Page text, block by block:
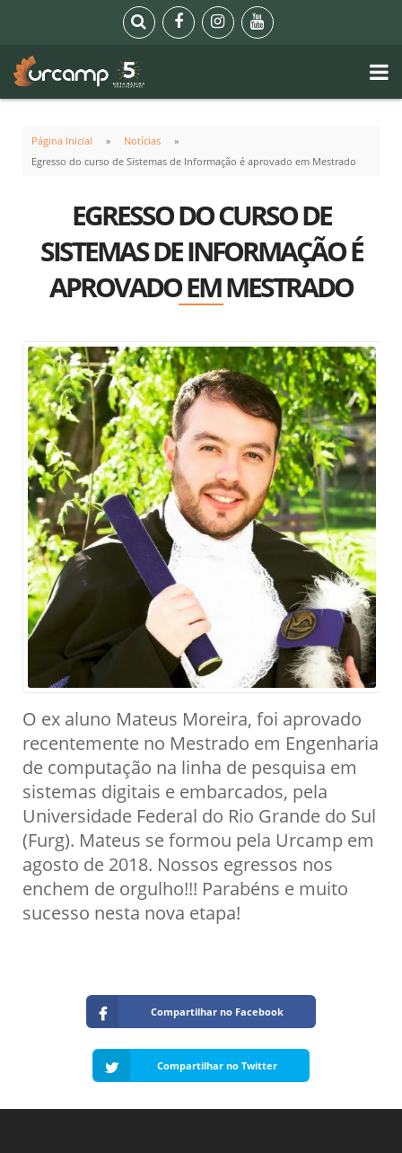
Página Inicial
Notícias
Egresso do curso de Sistemas de Informação é aprovado em Mestrado
EGRESSO DO CURSO DE
SISTEMAS DE INFORMAÇÃO É
APROVADO EM MESTRADO
O ex aluno Mateus Moreira, foi aprovado
recentemente no Mestrado em Engenharia
de computação na linha de pesquisa em
sistemas digitais e embarcados, pela
Universidade Federal do Rio Grande do Sul
(Furg). Mateus se formou pela Urcamp em
agosto de 2018. Nossos egressos nos
enchem de orgulho!!! Parabéns e muito
sucesso nesta nova etapa!
Compartilhar no Facebook
Compartilhar no Twitter